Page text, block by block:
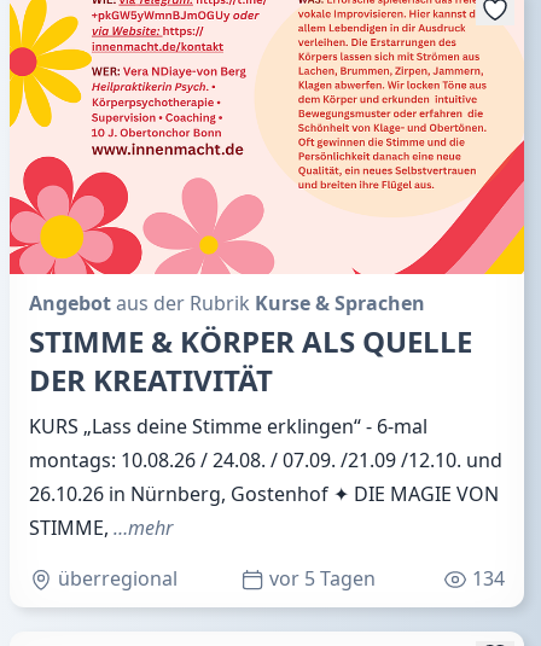
Angebotaus der Rubrik Kurse & Sprachen
STIMME & KÖRPER ALS QUELLE
DER KREATIVITÄT
KURS „Lass deine Stimme erklingen“ - 6-mal
montags: 10.08.26 / 24.08. / 07.09. /21.09 /12.10. und
26.10.26 in Nürnberg, Gostenhof ✦ DIE MAGIE VON
STIMME, …mehr
überregional
vor 5 Tagen 134